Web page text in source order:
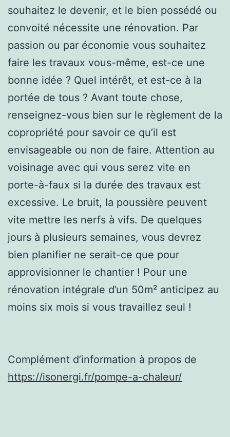
souhaitez le devenir, et le bien possédé ou
convoité nécessite une rénovation. Par
passion ou par économie vous souhaitez
faire les travaux vous-même, est-ce une
bonne idée ? Quel intérêt, et est-ce à la
portée de tous ? Avant toute chose,
renseignez-vous bien sur le règlement de la
copropriété pour savoir ce qu’il est
envisageable ou non de faire. Attention au
voisinage avec qui vous serez vite en
porte-à-faux si la durée des travaux est
excessive. Le bruit, la poussière peuvent
vite mettre les nerfs à vifs. De quelques
jours à plusieurs semaines, vous devrez
bien planifier ne serait-ce que pour
approvisionner le chantier ! Pour une
rénovation intégrale d’un 50m² anticipez au
moins six mois si vous travaillez seul !
Complément d’information à propos de
https://isonergi.fr/pompe-a-chaleur/